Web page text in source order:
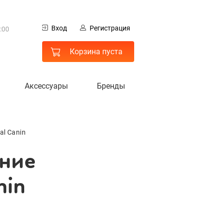
Вход Регистрация
Корзина пуста
Аксессуары Бренды
Canin